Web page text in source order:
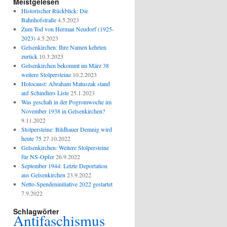
Historischer Rückblick: Die
Bahnhofstraße 4.5.2023
Zum Tod von Herman Neudorf (1925-
2023) 4.5.2023
Gelsenkirchen: Ihre Namen kehrten
zurück 10.3.2023
Gelsenkirchen bekommt im März 38
weitere Stolpersteine 10.2.2023
Holocaust: Abraham Matuszak stand
auf Schindlers Liste 25.1.2023
Was geschah in der Pogromwoche im
November 1938 in Gelsenkirchen?
9.11.2022
Stolpersteine: Bildhauer Demnig wird
heute 75 27.10.2022
Gelsenkirchen: Weitere Stolpersteine
für NS-Opfer 26.9.2022
September 1944: Letzte Deportation
aus Gelsenkirchen 23.9.2022
Netto-Spendeninitiative 2022 gestartet
7.9.2022
Schlagwörter
Antifaschismus